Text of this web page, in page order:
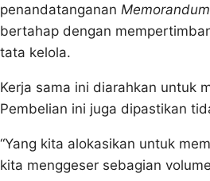
penandatanganan
bertahap dengan
tata kelola.
Kerja sama ini diarahkan untuk
Pembelian ini juga dipastikan
“Yang kita alokasikan untuk
kita menggeser sebagian